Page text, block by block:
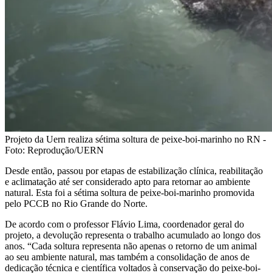
Projeto da Uern realiza sétima soltura de peixe-boi-marinho no RN -
Foto: Reprodução/UERN
Desde então, passou por etapas de estabilização clínica, reabilitação
e aclimatação até ser considerado apto para retornar ao ambiente
natural. Esta foi a sétima soltura de peixe-boi-marinho promovida
pelo PCCB no Rio Grande do Norte.
De acordo com o professor Flávio Lima, coordenador geral do
projeto, a devolução representa o trabalho acumulado ao longo dos
anos. “Cada soltura representa não apenas o retorno de um animal
ao seu ambiente natural, mas também a consolidação de anos de
dedicação técnica e científica voltados à conservação do peixe-boi-